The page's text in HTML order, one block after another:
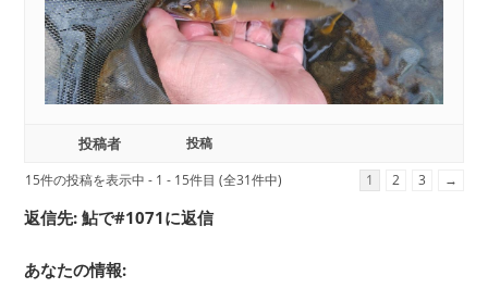
投稿者
投稿
15件の投稿を表示中 - 1 - 15件目 (全31件中)
1 2 3 →
返信先: 鮎で#1071に返信
あなたの情報: